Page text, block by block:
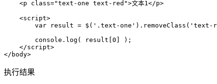
<p class="text-one text-red">文本1</p>
<script>
var result = $('.text-one').removeClass('text-
console.log( result[0] );
</script>
</body>
执行结果